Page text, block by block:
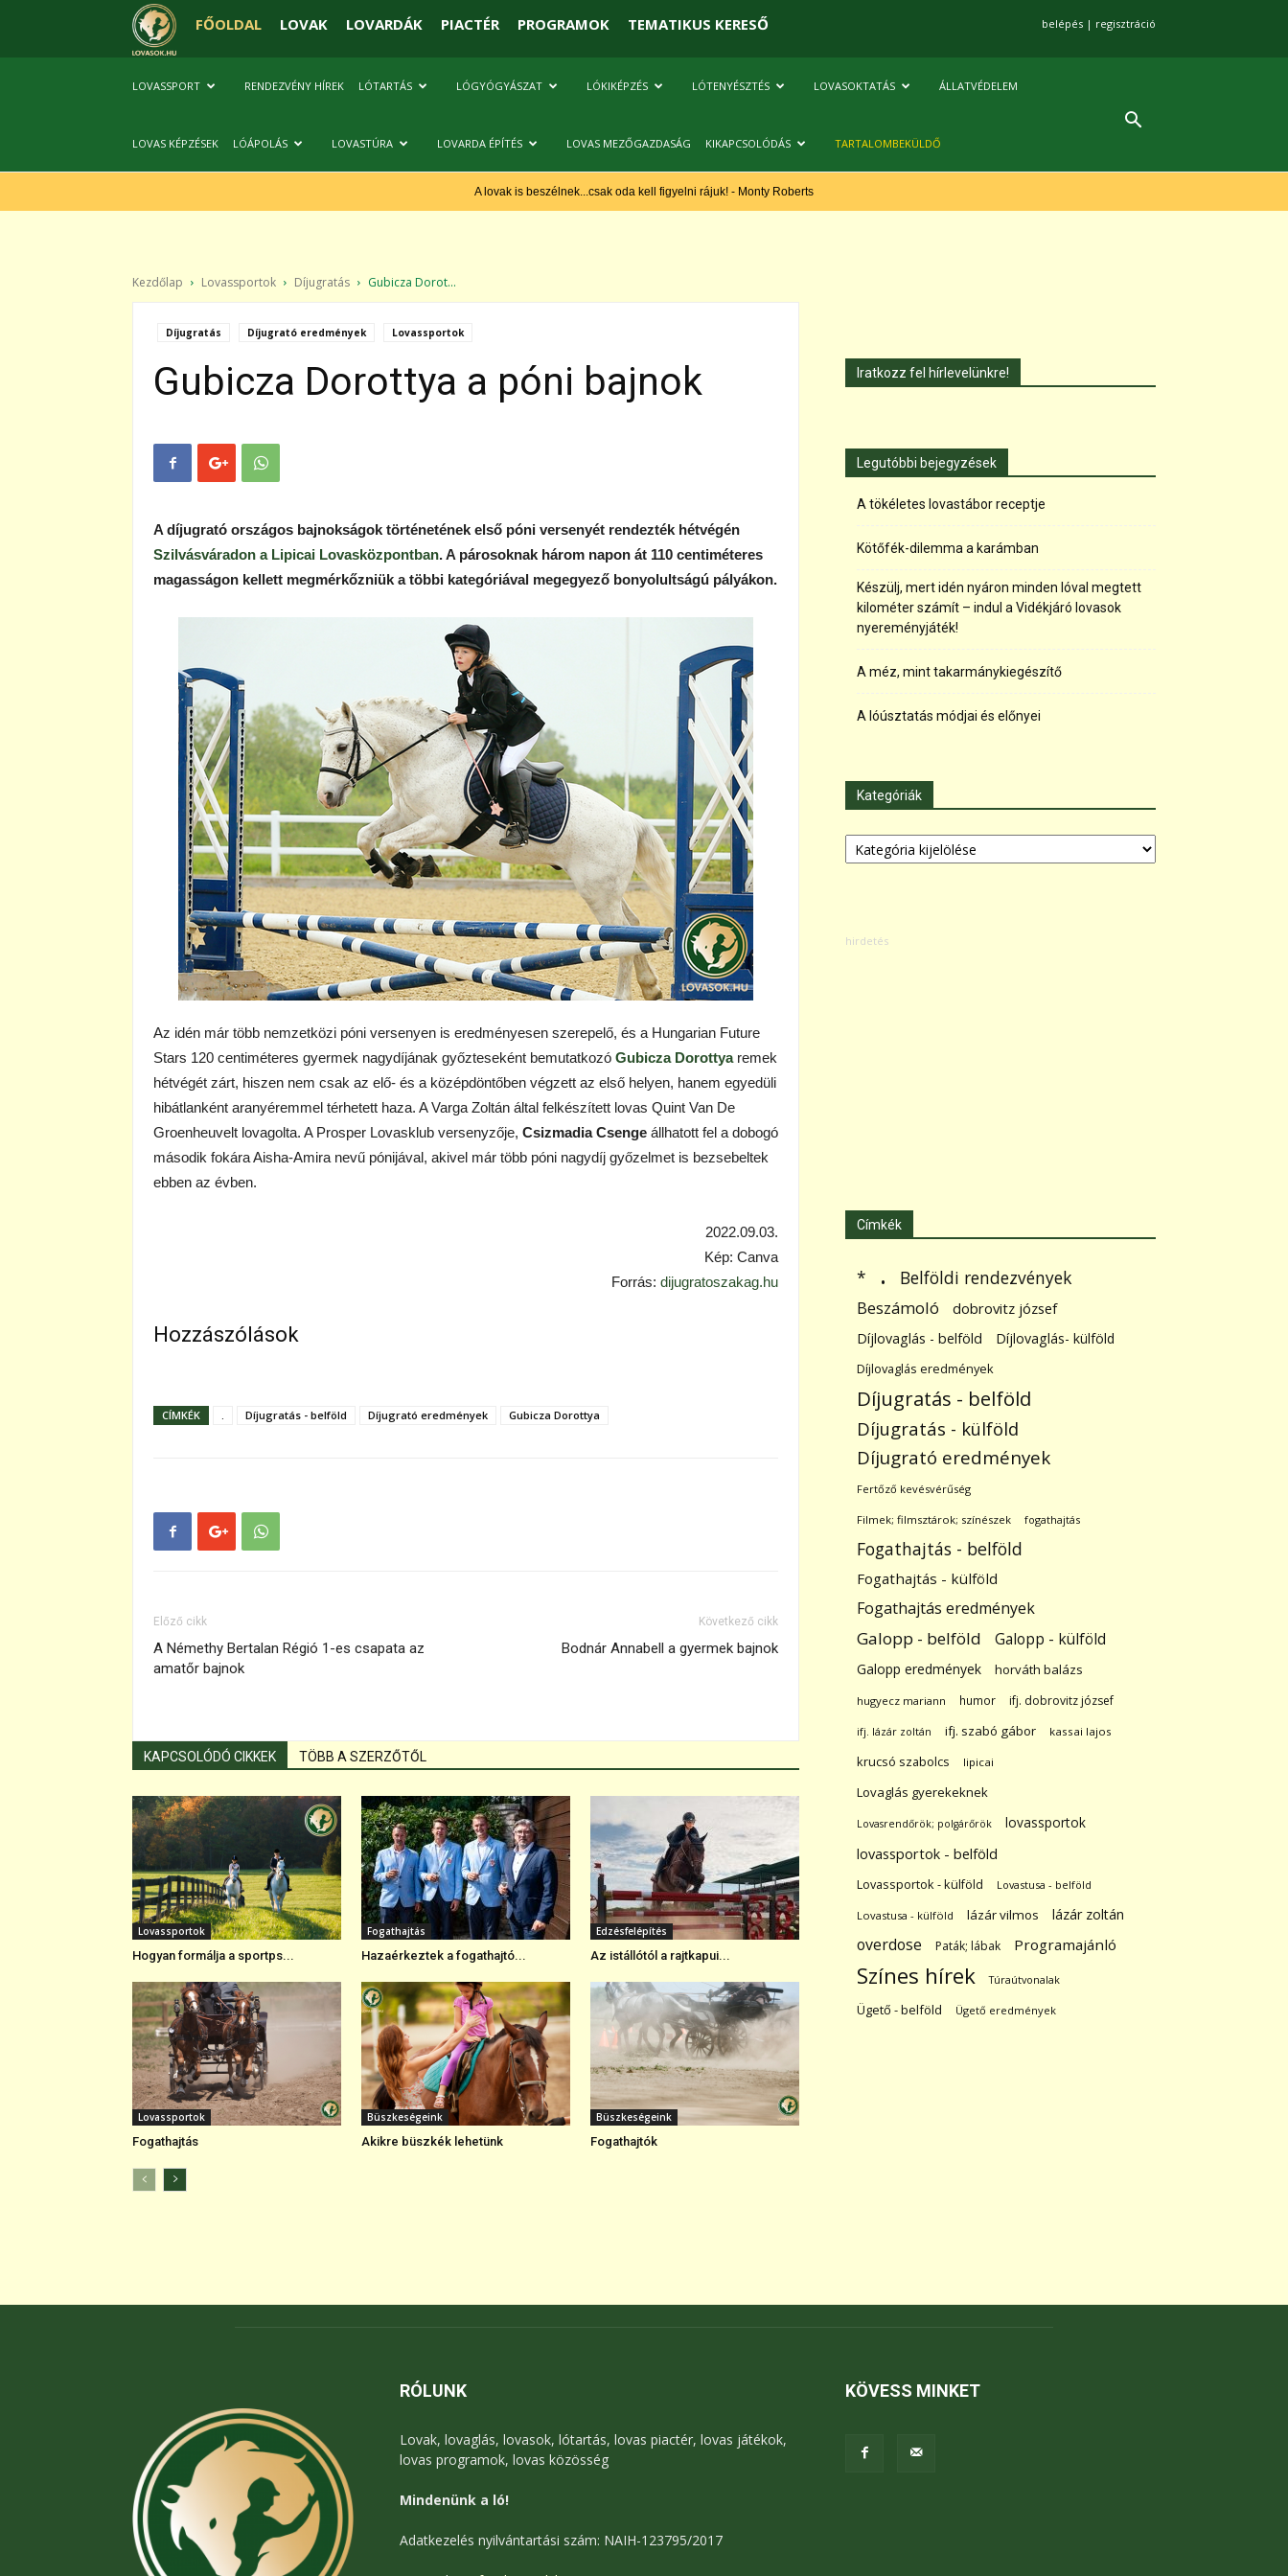
FŐOLDAL LOVAK LOVARDÁK PIACTÉR PROGRAMOK TEMATIKUS KERESŐ belépés | regisztráció
LOVASSPORT RENDEZVÉNY HÍREK LÓTARTÁS LÓGYÓGYÁSZAT LÓKIKÉPZÉS LÓTENYÉSZTÉS LOVASOKTATÁS ÁLLATVÉDELEM
LOVAS KÉPZÉSEK LÓÁPOLÁS LOVASTÚRA LOVARDA ÉPÍTÉS LOVAS MEZŐGAZDASÁG KIKAPCSOLÓDÁS TARTALOMBEKÜLDŐ
A lovak is beszélnek...csak oda kell figyelni rájuk! - Monty Roberts
Kezdőlap Lovassportok Díjugratás Gubicza Dorot...
Díjugratás Díjugrató eredmények Lovassportok
Gubicza Dorottya a póni bajnok
A díjugrató országos bajnokságok történetének első póni versenyét rendezték hétvégén
Szilvásváradon a Lipicai Lovasközpontban. A párosoknak három napon át 110 centiméteres
magasságon kellett megmérkőzniük a többi kategóriával megegyező bonyolultságú pályákon.
Az idén már több nemzetközi póni versenyen is eredményesen szerepelő, és a Hungarian Future
Stars 120 centiméteres gyermek nagydíjának győzteseként bemutatkozó Gubicza Dorottyaremek
hétvégét zárt, hiszen nem csak az elő- és a középdöntőben végzett az első helyen, hanem egyedüli
hibátlanként aranyéremmel térhetett haza. A Varga Zoltán által felkészített lovas Quint Van De
Groenheuvelt lovagolta. A Prosper Lovasklub versenyzője, Csizmadia Csenge állhatott fel a dobogó
második fokára Aisha-Amira nevű pónijával, akivel már több póni nagydíj győzelmet is bezsebeltek
ebben az évben.
2022.09.03.
Kép: Canva
Forrás: dijugratoszakag.hu
Hozzászólások
CÍMKÉK . Díjugratás - belföld Díjugrató eredmények Gubicza Dorottya
Előző cikk
A Némethy Bertalan Régió 1-es csapata az
amatőr bajnok
Következő cikk
Bodnár Annabell a gyermek bajnok
KAPCSOLÓDÓ CIKKEK TÖBB A SZERZŐTŐL
Lovassportok
Hogyan formálja a sportps...
Fogathajtás
Hazaérkeztek a fogathajtó...
Edzésfelépítés
Az istállótól a rajtkapui...
Lovassportok
Fogathajtás
Büszkeségeink
Akikre büszkék lehetünk
Büszkeségeink
Fogathajtók
Iratkozz fel hírlevelünkre!
Legutóbbi bejegyzések
A tökéletes lovastábor receptje
Kötőfék-dilemma a karámban
Készülj, mert idén nyáron minden lóval megtett
kilométer számít – indul a Vidékjáró lovasok
nyereményjáték!
A méz, mint takarmánykiegészítő
A lóúsztatás módjai és előnyei
Kategóriák
Kategóriák
Címkék
* . Belföldi rendezvények
Beszámoló dobrovitz józsef
Díjlovaglás - belföld Díjlovaglás- külföld
Díjlovaglás eredmények
Díjugratás - belföld
Díjugratás - külföld
Díjugrató eredmények
Fertőző kevésvérűség
Filmek; filmsztárok; színészek fogathajtás
Fogathajtás - belföld
Fogathajtás - külföld
Fogathajtás eredmények
Galopp - belföld Galopp - külföld
Galopp eredmények horváth balázs
hugyecz mariann humor ifj. dobrovitz józsef
ifj. lázár zoltán ifj. szabó gábor kassai lajos
krucsó szabolcs lipicai
Lovaglás gyerekeknek
Lovasrendőrök; polgárőrök
lovassportok
lovassportok - belföld
Lovassportok - külföld Lovastusa - belföld
Lovastusa - külföld lázár vilmos lázár zoltán
overdose Paták; lábak Programajánló
Színes hírek Túraútvonalak
Ügető - belföld Ügető eredmények
RÓLUNK
Lovak, lovaglás, lovasok, lótartás, lovas piactér, lovas játékok,
lovas programok, lovas közösség
Mindenünk a ló!
Adatkezelés nyilvántartási szám: NAIH-123795/2017
KÖVESS MINKET